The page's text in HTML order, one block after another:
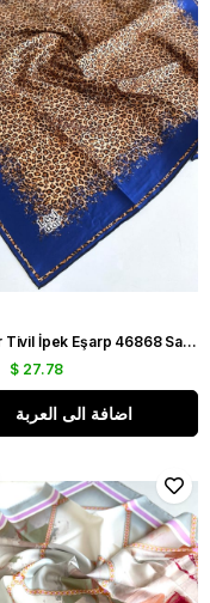
Levidor Tivil İpek Eşarp 46868 Saks Mavisi Karışık Desen
$ 27.78
اضافة الى العربة